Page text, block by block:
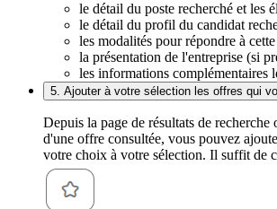
le détail du poste recherché et les
le détail du profil du candidat
les modalités pour répondre à
la présentation de l'entreprise (si
les informations complémentaires
5. Ajouter à votre sélection les offres qui
Depuis la page de résultats de recherche
d'une offre consultée, vous pouvez
votre choix à votre sélection. Il suffit de